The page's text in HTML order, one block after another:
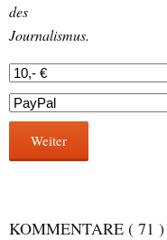
des
Journalismus.
Weiter
KOMMENTARE ( 71 )